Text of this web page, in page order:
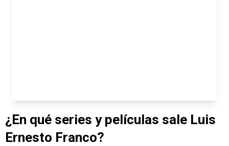
¿En qué series y películas sale Luis
Ernesto Franco?